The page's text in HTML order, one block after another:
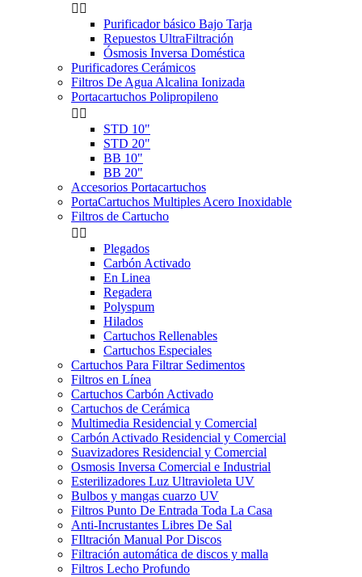
 
Purificador básico Bajo Tarja
Repuestos UltraFiltración
Ósmosis Inversa Doméstica
Purificadores Cerámicos
Filtros De Agua Alcalina Ionizada
Portacartuchos Polipropileno
 
STD 10"
STD 20"
BB 10"
BB 20"
Accesorios Portacartuchos
PortaCartuchos Multiples Acero Inoxidable
Filtros de Cartucho
 
Plegados
Carbón Activado
En Linea
Regadera
Polyspum
Hilados
Cartuchos Rellenables
Cartuchos Especiales
Cartuchos Para Filtrar Sedimentos
Filtros en Línea
Cartuchos Carbón Activado
Cartuchos de Cerámica
Multimedia Residencial y Comercial
Carbón Activado Residencial y Comercial
Suavizadores Residencial y Comercial
Osmosis Inversa Comercial e Industrial
Esterilizadores Luz Ultravioleta UV
Bulbos y mangas cuarzo UV
Filtros Punto De Entrada Toda La Casa
Anti-Incrustantes Libres De Sal
FIltración Manual Por Discos
Filtración automática de discos y malla
Filtros Lecho Profundo